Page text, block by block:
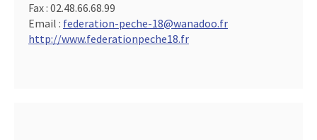
Fax : 02.48.66.68.99
Email : federation-peche-18@wanadoo.fr
http://www.federationpeche18.fr